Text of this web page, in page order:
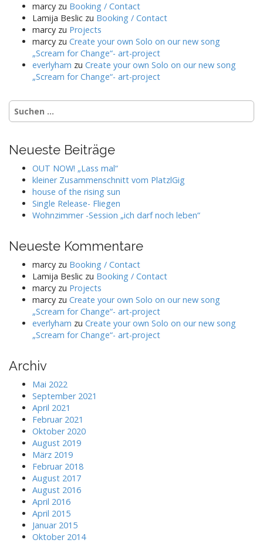
marcy zu Booking / Contact
Lamija Beslic zu Booking / Contact
marcy zu Projects
marcy zu Create your own Solo on our new song
„Scream for Change“- art-project
everlyham zu Create your own Solo on our new song
„Scream for Change“- art-project
Suchen
nach:
Neueste Beiträge
OUT NOW! „Lass mal“
kleiner Zusammenschnitt vom PlatzlGig
house of the rising sun
Single Release- Fliegen
Wohnzimmer -Session „ich darf noch leben“
Neueste Kommentare
marcy zu Booking / Contact
Lamija Beslic zu Booking / Contact
marcy zu Projects
marcy zu Create your own Solo on our new song
„Scream for Change“- art-project
everlyham zu Create your own Solo on our new song
„Scream for Change“- art-project
Archiv
Mai 2022
September 2021
April 2021
Februar 2021
Oktober 2020
August 2019
März 2019
Februar 2018
August 2017
August 2016
April 2016
April 2015
Januar 2015
Oktober 2014